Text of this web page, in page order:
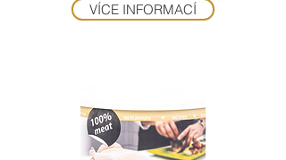
VÍCE INFORMACÍ